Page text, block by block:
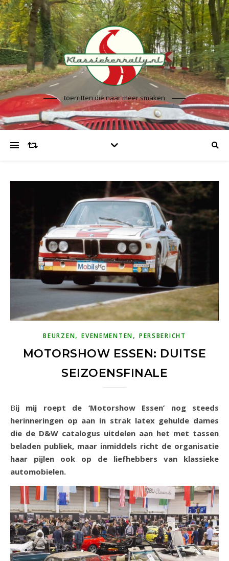
toerritten die naar meer smaken
BEURZEN,EVENEMENTEN, PERSBERICHT
MOTORSHOW ESSEN: DUITSE
SEIZOENSFINALE
Bij mij roept de ‘Motorshow Essen’ nog steeds
herinneringen op aan in strak latex gehulde dames
die de D&W catalogus uitdelen aan het met tassen
beladen publiek, maar inmiddels richt de organisatie
haar pijlen ook op de liefhebbers van klassieke
automobielen.